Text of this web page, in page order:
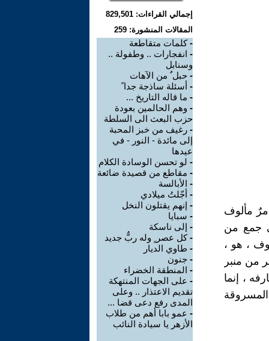
مألوف
جمع من
، هو ،
من منبر
، إنما
إجمالي القراءات: 829,501
المقالات المنشورة: 259
-كلمات متقاطعة
- انفجارات .. وطفولة ..
وسنابل
- حبل ٌ من الآهات
- أسئلة ساذجة جدا ً
- ما قاله التاريخ ...
- وهم الحالمين بعودة
حزب البعث الى السلطة
- رغيف من خبز المحبة
إلى مائدة - النور - في
عيدها
- لو تحسن الوسادة الكلام
- مقاطع من قصيدة ضائعة
- الأبالسة
- أجّلتُ ميلادي
- إنهم يقتلون النخل
- سبايا
- إلى ناسكة
-كل عصر ٍ وله ربٌّ جديد
- طاوي الديار
- جنون
- المنطقة الخضراء
- على الجهات المنتهكة
تقديم الاعتذار .. وعلى
المدى رفع دعى قضا ...
- عمو بابا أهم من طلاب
الأزهر يا سيادة النائب